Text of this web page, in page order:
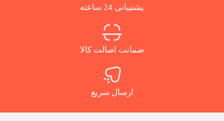
پشتیبانی 24 ساعته
ضمانت اصالت کالا
ارسال سریع